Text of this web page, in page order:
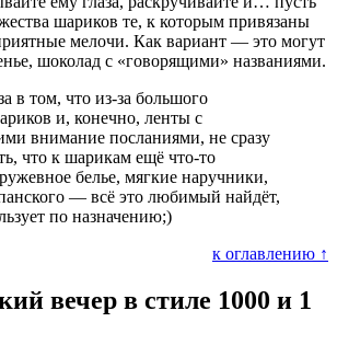
шариков те, к которым привязаны
мелочи. Как вариант — это могут
шоколад с «говорящими» названиями.
в том, что из-за большого
и, конечно, ленты с
внимание посланиями, не сразу
что к шарикам ещё что-то
белье, мягкие наручники,
— всё это любимый найдёт,
по назначению;)
к оглавлению ↑
вечер в стиле 1000 и 1